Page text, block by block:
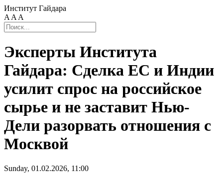
Институт Гайдара
A A A
Эксперты Института
Гайдара: Сделка ЕС и Индии
усилит спрос на российское
сырье и не заставит Нью-
Дели разорвать отношения с
Москвой
Sunday, 01.02.2026, 11:00